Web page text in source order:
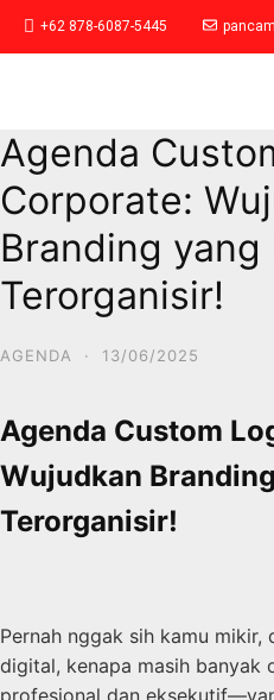
+62 878-6087-5445
Agenda
Corporate:
Branding yang
Terorganisir!
AGENDA · 13/06/2025
Agenda Custom
Wujudkan
Terorganisir!
Pernah nggak sih kamu
digital, kenapa masih banyak
profesional dan